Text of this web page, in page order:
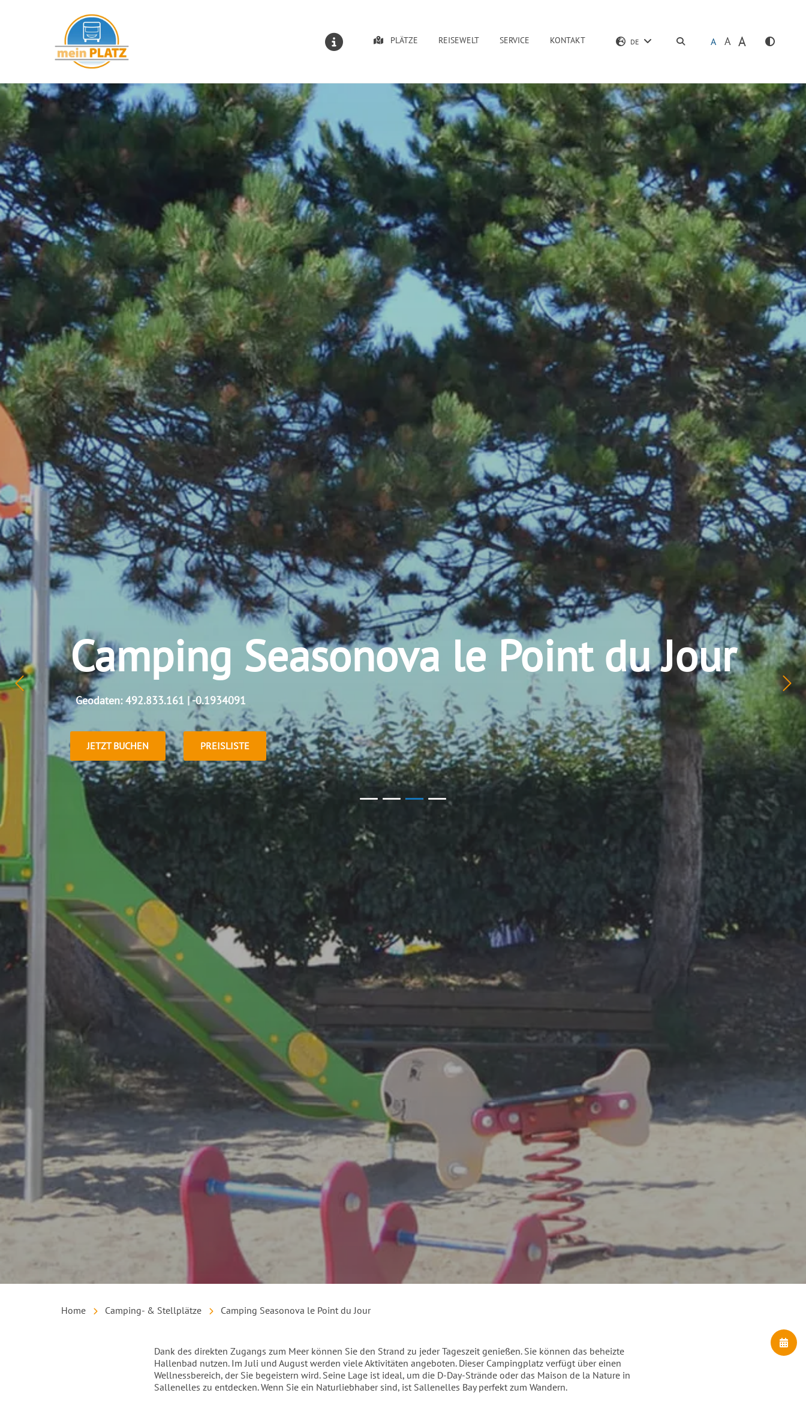
PLÄTZE REISEWELT SERVICE KONTAKT DE SUCHENA A A
Camping Seasonova le Point du Jour
Geodaten: 492.833.161 | -0.1934091
JETZT BUCHEN PREISLISTE
Home Camping- & Stellplätze Camping Seasonova le Point du Jour
Einleitung
Dank des direkten Zugangs zum Meer können Sie den Strand zu jeder Tageszeit genießen. Sie können das beheizte
Hallenbad nutzen. Im Juli und August werden viele Aktivitäten angeboten. Dieser Campingplatz verfügt über einen
Wellnessbereich, der Sie begeistern wird. Seine Lage ist ideal, um die D-Day-Strände oder das Maison de la Nature in
Sallenelles zu entdecken. Wenn Sie ein Naturliebhaber sind, ist Sallenelles Bay perfekt zum Wandern.